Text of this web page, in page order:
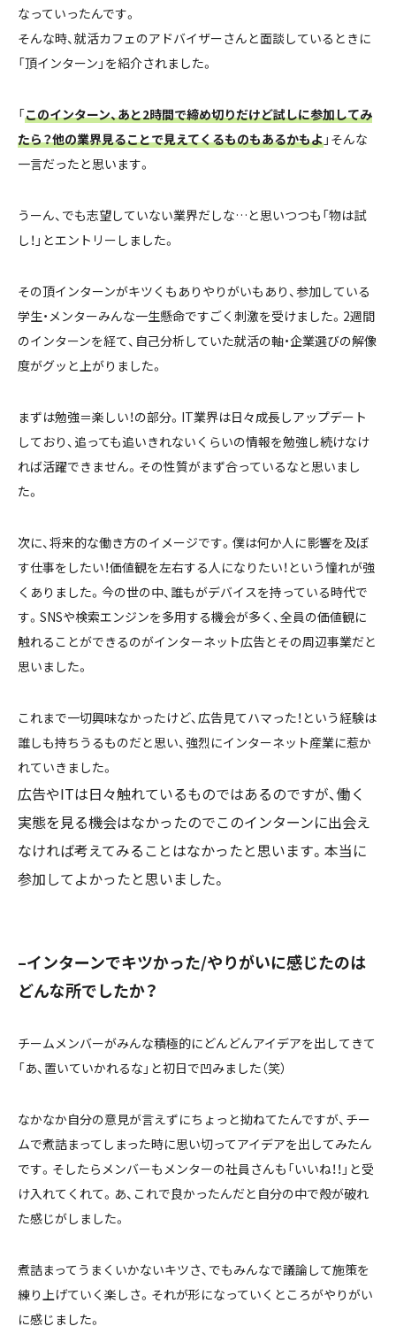
なっていったんです。
そんな時、就活カフェのアドバイザーさんと面談しているときに
「頂インターン」を紹介されました。
「このインターン、あと2時間で締め切りだけど試しに参加してみ
たら？他の業界見ることで見えてくるものもあるかもよ」そんな
一言だったと思います。
うーん、でも志望していない業界だしな…と思いつつも「物は試
し！」とエントリーしました。
その頂インターンがキツくもありやりがいもあり、参加している
学生・メンターみんな一生懸命ですごく刺激を受けました。2週間
のインターンを経て、自己分析していた就活の軸・企業選びの解像
度がグッと上がりました。
まずは勉強＝楽しい！の部分。IT業界は日々成長しアップデート
しており、追っても追いきれないくらいの情報を勉強し続けなけ
れば活躍できません。その性質がまず合っているなと思いまし
た。
次に、将来的な働き方のイメージです。僕は何か人に影響を及ぼ
す仕事をしたい！価値観を左右する人になりたい！という憧れが強
くありました。今の世の中、誰もがデバイスを持っている時代で
す。SNSや検索エンジンを多用する機会が多く、全員の価値観に
触れることができるのがインターネット広告とその周辺事業だと
思いました。
これまで一切興味なかったけど、広告見てハマった！という経験は
誰しも持ちうるものだと思い、強烈にインターネット産業に惹か
れていきました。
広告やITは日々触れているものではあるのですが、働く
実態を見る機会はなかったのでこのインターンに出会え
なければ考えてみることはなかったと思います。本当に
参加してよかったと思いました。
–インターンでキツかった/やりがいに感じたのは
どんな所でしたか？
チームメンバーがみんな積極的にどんどんアイデアを出してきて
「あ、置いていかれるな」と初日で凹みました（笑）
なかなか自分の意見が言えずにちょっと拗ねてたんですが、チー
ムで煮詰まってしまった時に思い切ってアイデアを出してみたん
です。そしたらメンバーもメンターの社員さんも「いいね！！」と受
け入れてくれて。あ、これで良かったんだと自分の中で殻が破れ
た感じがしました。
煮詰まってうまくいかないキツさ、でもみんなで議論して施策を
練り上げていく楽しさ。それが形になっていくところがやりがい
に感じました。